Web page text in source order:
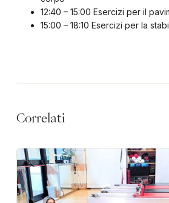
12:40 – 15:00 Esercizi per il
15:00 – 18:10 Esercizi per la
Correlati